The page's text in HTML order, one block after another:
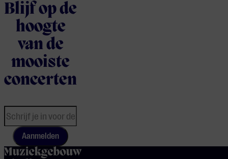
Blijf op de
hoogte
van de
mooiste
concerten
Aanmelden